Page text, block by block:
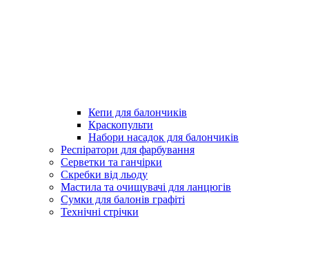
Кепи для балончиків
Краскопульти
Набори насадок для балончиків
Респіратори для фарбування
Серветки та ганчірки
Скребки від льоду
Мастила та очищувачі для ланцюгів
Сумки для балонів графіті
Технічні стрічки